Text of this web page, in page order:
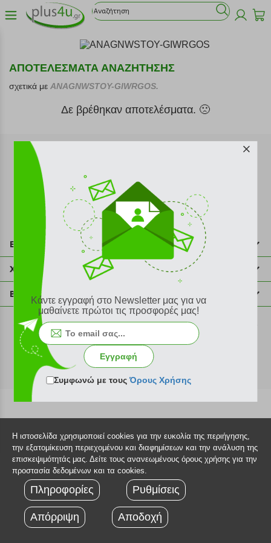
ΑΠΟΤΕΛΕΣΜΑΤΑ ΑΝΑΖΗΤΗΣΗΣ
σχετικά με ANAGNWSTOY-GIWRGOS.
Δε βρέθηκαν αποτελέσματα. 🙁
Εγγραφή στο newsletter
Επικοινωνία
211 2000 700
info@plus4u.gr
Χρήσιμες πληροφορίες
Η εταιρία
Σημεία παραλαβής
Ευκαιρίες καριέρας
Όροι χρήσης
Sitemap
Βοήθεια
Εξέλιξη παραγγελίας
Τρόποι παραγγελίας
Τρόποι πληρωμής
Τρόποι αποστολής
Πολιτική επιστροφών
Τεχνική υποστήριξη
©2026 Plus4u.gr
Κάντε εγγραφή στο Newsletter μας για να
μαθαίνετε πρώτοι τις προσφορές μας!
Εγγραφή
Συμφωνώ με τουςΌρους Χρήσης
Η ιστοσελίδα χρησιμοποιεί cookies για την ευκολία της περιήγησης,
την εξατομίκευση περιεχομένου και διαφημίσεων και την ανάλυση της
επισκεψιμότητάς μας. Δείτε τους ανανεωμένους όρους χρήσης για την
προστασία δεδομένων και τα cookies.
Πληροφορίες Ρυθμίσεις
Απόρριψη Αποδοχή